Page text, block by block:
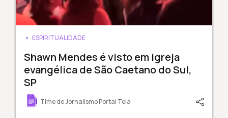
ESPIRITUALIDADE
Shawn Mendes é visto em igreja
evangélica de São Caetano do Sul,
SP
Time de Jornalismo Portal Tela